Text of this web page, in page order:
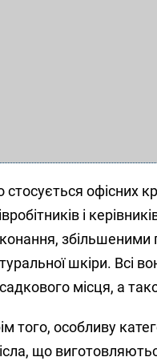
офісних
і
збільшеними
шкіри. Всі
місця, а
того, особливу
що